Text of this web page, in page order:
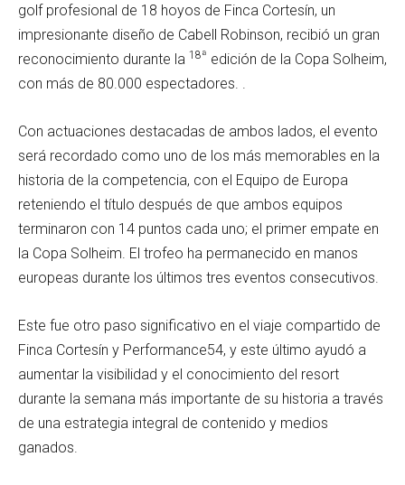
golf profesional de 18 hoyos de Finca Cortesín, un
impresionante diseño de Cabell Robinson, recibió un gran
reconocimiento durante la 18ª edición de la Copa Solheim,
con más de 80.000 espectadores. .
Con actuaciones destacadas de ambos lados, el evento
será recordado como uno de los más memorables en la
historia de la competencia, con el Equipo de Europa
reteniendo el título después de que ambos equipos
terminaron con 14 puntos cada uno; el primer empate en
la Copa Solheim. El trofeo ha permanecido en manos
europeas durante los últimos tres eventos consecutivos.
Este fue otro paso significativo en el viaje compartido de
Finca Cortesín y Performance54, y este último ayudó a
aumentar la visibilidad y el conocimiento del resort
durante la semana más importante de su historia a través
de una estrategia integral de contenido y medios
ganados.